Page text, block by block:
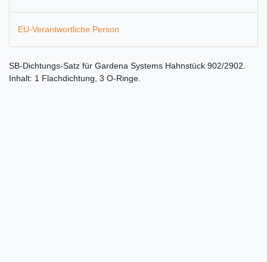
EU-Verantwortliche Person
SB-Dichtungs-Satz für Gardena Systems Hahnstück 902/2902.
Inhalt: 1 Flachdichtung, 3 O-Ringe.